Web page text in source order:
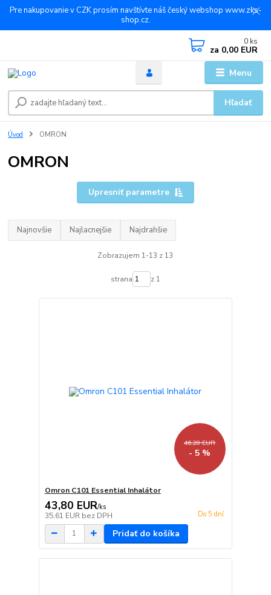
Pre nakupovanie v CZK prosím navštívte náš český webshop www.zks-
shop.cz.
Menu
Hľadať
0 ks
za 0,00 EUR
Úvod OMRON
OMRON
Upresniť parametre
Najnovšie Najlacnejšie Najdrahšie
Zobrazujem 1-13 z 13
strana z 1
46,20 EUR
- 5 %
Omron C101 Essential Inhalátor
43,80 EUR/ks
35,61 EUR bez DPH Do 5 dní
Pridať do košíka